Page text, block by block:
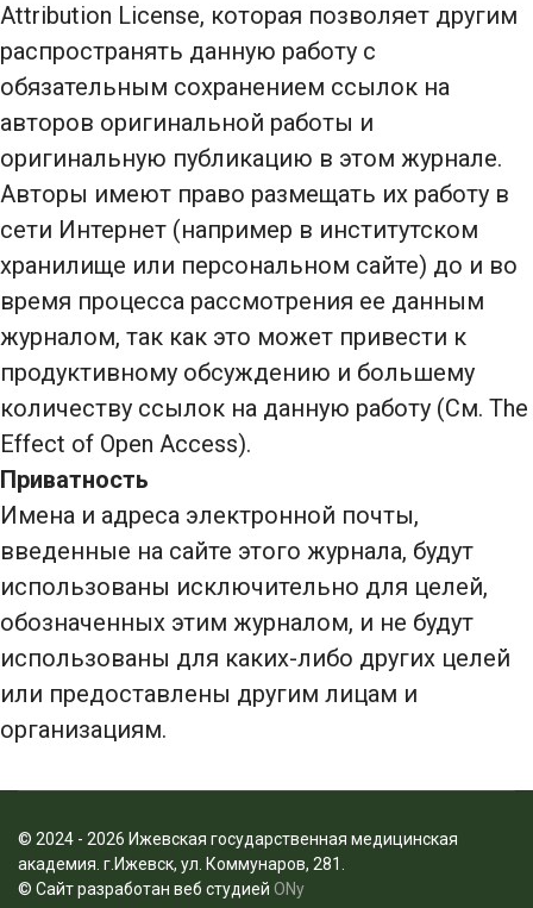
Attribution License, которая позволяет другим
распространять данную работу с
обязательным сохранением ссылок на
авторов оригинальной работы и
оригинальную публикацию в этом журнале.
Авторы имеют право размещать их работу в
сети Интернет (например в институтском
хранилище или персональном сайте) до и во
время процесса рассмотрения ее данным
журналом, так как это может привести к
продуктивному обсуждению и большему
количеству ссылок на данную работу (См. The
Effect of Open Access).
Приватность
Имена и адреса электронной почты,
введенные на сайте этого журнала, будут
использованы исключительно для целей,
обозначенных этим журналом, и не будут
использованы для каких-либо других целей
или предоставлены другим лицам и
организациям.
© 2024 - 2026 Ижевская государственная медицинская
академия. г.Ижевск, ул. Коммунаров, 281
© Сайт разработан веб студией ONy